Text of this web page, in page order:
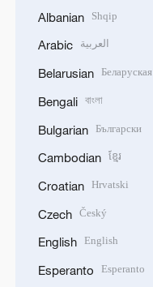
Albanian Shqip
Arabic العربية
Belarusian Беларуская
Bengali বাংলা
Bulgarian Български
Cambodian ខ្មែរ
Croatian Hrvatski
Czech Český
English English
Esperanto Esperanto